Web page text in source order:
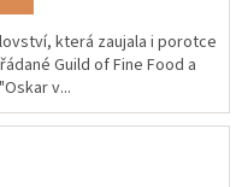
která zaujala i porotce
Guild of Fine Food a
v...